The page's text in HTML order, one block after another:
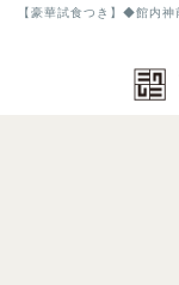
【豪華試食つき】◆館内